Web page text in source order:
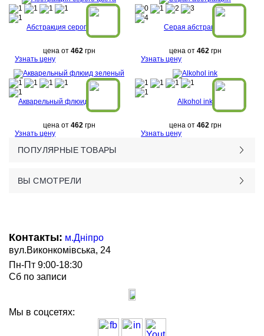
Абстракция серого цвета
цена от 462грн
Узнать цену
Серая абстракция
цена от 462грн
Узнать цену
Акварельный флюид зеленый
цена от 462грн
Узнать цену
Alkohol ink
цена от 462грн
Узнать цену
ПОПУЛЯРНЫЕ ТОВАРЫ
ВЫ СМОТРЕЛИ
Контакты: м.Дніпро
вул.Виконкомівська, 24
Пн-Пт 9:00-18:30
Сб по записи
Мы в соцсетях: